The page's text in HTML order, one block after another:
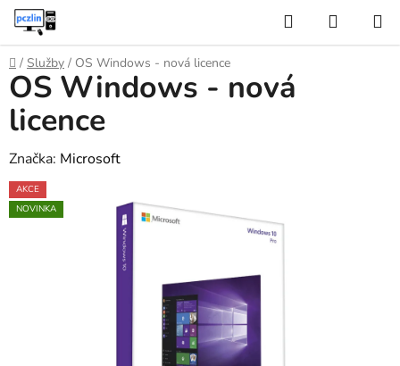
Přejít
obsah
Hledat
KOŠÍK
Domů
/ Služby / OS Windows - nová licence
OS Windows - nová
licence
Značka: Microsoft
AKCE
NOVINKA